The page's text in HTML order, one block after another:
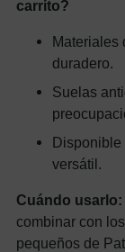
carrito?
Materiales
duradero.
Suelas
Disponible
versátil.
Cuándo usarlo:
combinar con
pequeños de